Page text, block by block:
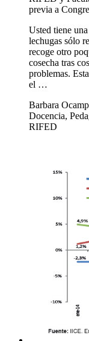
previa a
Usted tiene
lechugas sólo
recoge otro
cosecha tras
problemas.
el …
Barbara
Docencia,
RIFED